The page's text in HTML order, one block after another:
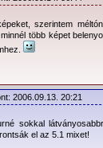
hogy
százféle
a legnagyobb
példája annak,
is
live verziókat
Sinner In Me,
egy kis pluszt
szerintem
több képet
2006.09.13. 20:21
sokkal
el az 5.1 mixet!